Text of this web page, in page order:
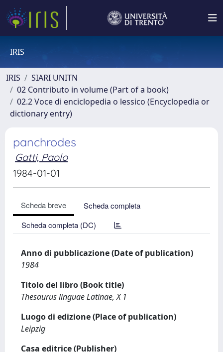
IRIS
IRIS
SIARI UNITN
02 Contributo in volume (Part of a book)
02.2 Voce di enciclopedia o lessico (Encyclopedia or
dictionary entry)
panchrodes
Gatti, Paolo
1984-01-01
Scheda breve
Scheda completa
Scheda completa (DC)
Anno di pubblicazione (Date of publication)
1984
Titolo del libro (Book title)
Thesaurus linguae Latinae, X 1
Luogo di edizione (Place of publication)
Leipzig
Casa editrice (Publisher)